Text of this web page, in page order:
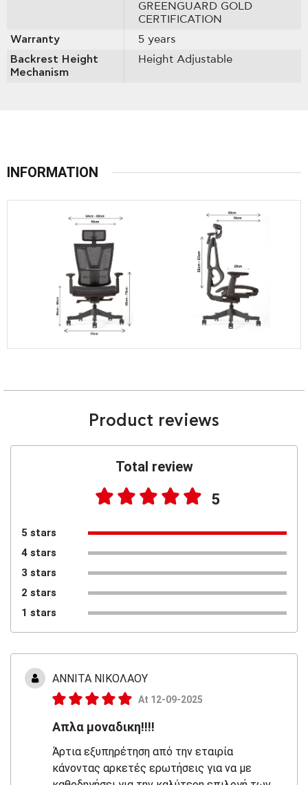
GREENGUARD GOLD
CERTIFICATION
Warranty
5 years
Backrest Height
Mechanism
Height Adjustable
INFORMATION
Product reviews
Total review
5
5 stars
4 stars
3 stars
2 stars
1 stars
ΑΝΝΙΤΑ ΝΙΚΟΛΑΟΥ
At 12-09-2025
Απλα μοναδικη!!!!
Άρτια εξυπηρέτηση από την εταιρία
κάνοντας αρκετές ερωτήσεις για να με